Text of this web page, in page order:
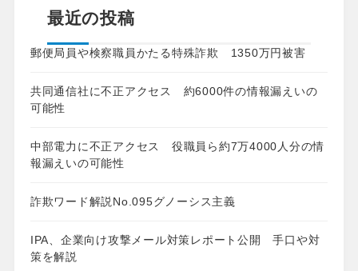
最近の投稿
郵便局員や検察職員かたる特殊詐欺 1350万円被害
共同通信社に不正アクセス 約6000件の情報漏えいの
可能性
中部電力に不正アクセス 役職員ら約7万4000人分の情
報漏えいの可能性
詐欺ワード解説No.095グノーシス主義
IPA、企業向け攻撃メール対策レポート公開 手口や対
策を解説